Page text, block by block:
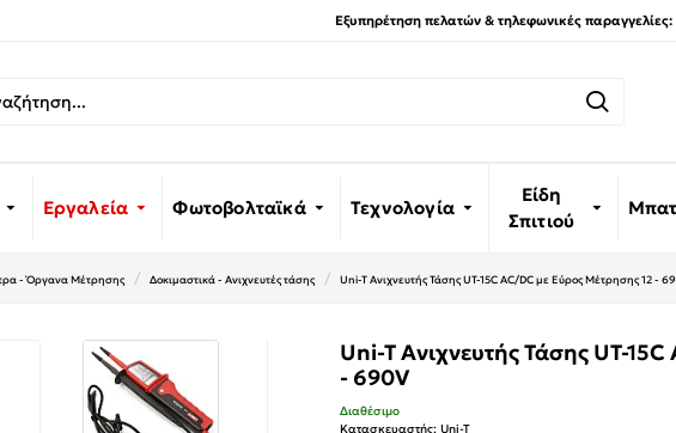
Εξυπηρέτηση πελατών & τηλεφωνικές
Εργαλεία Φωτοβολταϊκά Τεχνολογία
Είδη
Σπιτιού
- Όργανα Μέτρησης Δοκιμαστικά - Ανιχνευτές τάσης Uni-T Ανιχνευτής Τάσης UT-15C AC/DC με Εύρος Μέτρησης 12 -
Uni-T Ανιχνευτής Τάσης UT-
- 690V
Διαθέσιμο
Κατασκευαστής: Uni-T